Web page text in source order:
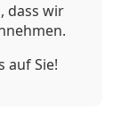
dass wir
auf Sie!